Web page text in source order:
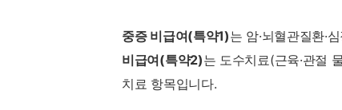
중증 비급여(특약1)는 암·뇌혈관질환·
비급여(특약2)는 도수치료(근육·관절
치료 항목입니다.